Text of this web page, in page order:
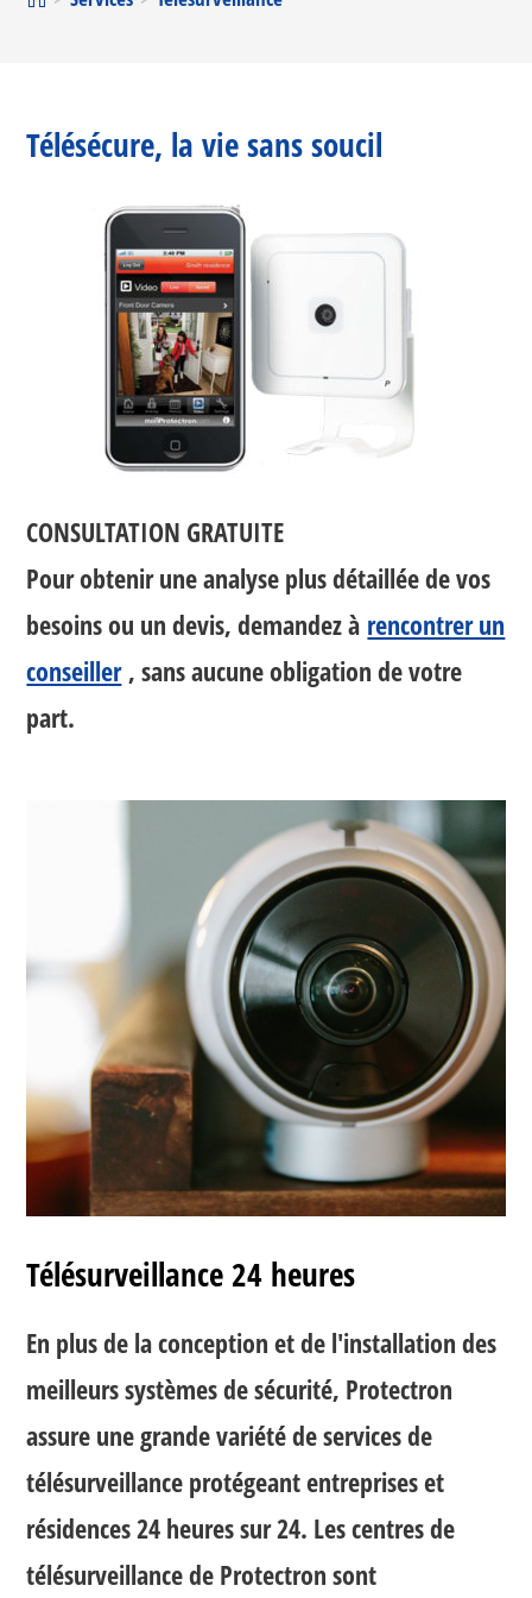
Télésécure, la vie sans soucil
CONSULTATION GRATUITE
Pour obtenir une analyse plus détaillée de vos
besoins ou un devis, demandez à rencontrer un
conseiller, sans aucune obligation de votre
part.
Télésurveillance 24 heures
En plus de la conception et de l'installation des
meilleurs systèmes de sécurité, Protectron
assure une grande variété de services de
télésurveillance protégeant entreprises et
résidences 24 heures sur 24. Les centres de
télésurveillance de Protectron sont